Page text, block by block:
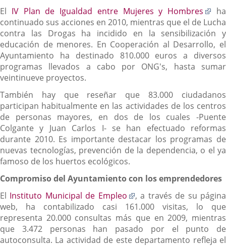
externa.
El IV Plan de Igualdad entre Mujeres y Hombres
a
una
ha
continuado sus acciones en 2010, mientras que el de Lucha
contra las Drogas ha incidido en la sensibilización y
educación de menores. En Cooperación al Desarrollo, el
Ayuntamiento ha destinado 810.000 euros a diversos
programas llevados a cabo por ONG's, hasta sumar
veintinueve proyectos.
También hay que reseñar que 83.000 ciudadanos
participan habitualmente en las actividades de los centros
de personas mayores, en dos de los cuales -Puente
Colgante y Juan Carlos I- se han efectuado reformas
durante 2010. Es importante destacar los programas de
nuevas tecnologías, prevención de la dependencia, o el ya
famoso de los huertos ecológicos.
Compromiso del Ayuntamiento con los emprendedores
El Instituto Municipal de Empleo
Enlace
a
una
aplicación
externa.
, a través de su página
web, ha contabilizado casi 161.000 visitas, lo que
representa 20.000 consultas más que en 2009, mientras
que 3.472 personas han pasado por el punto de
autoconsulta. La actividad de este departamento refleja el